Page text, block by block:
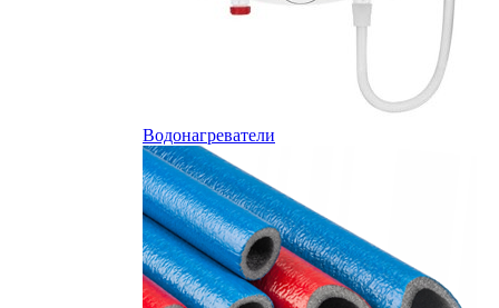
Водонагреватели